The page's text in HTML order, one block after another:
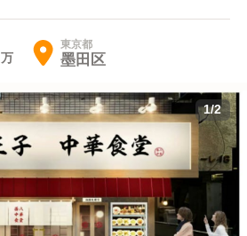
東京都
墨田区
1/2